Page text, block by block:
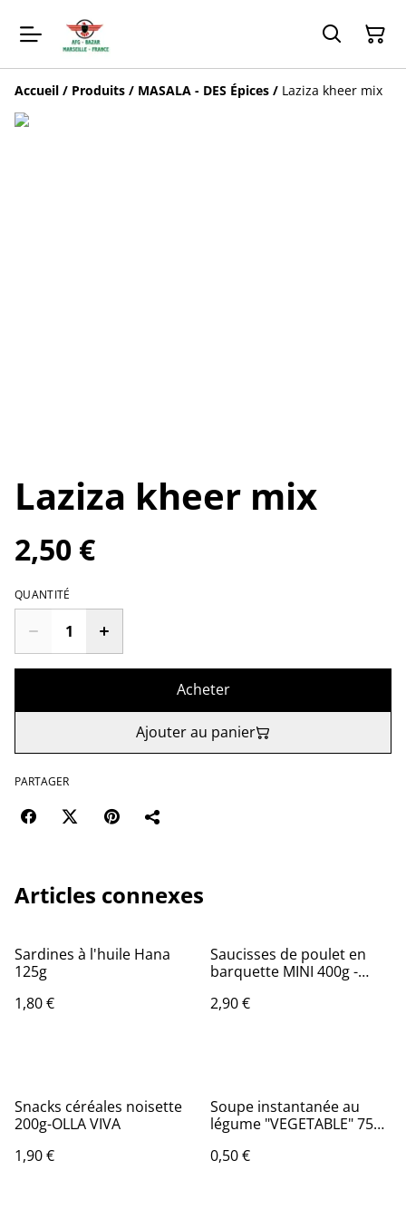
Accueil / Produits / MASALA - DES Épices / Laziza kheer mix
Laziza kheer mix
2,50 €
QUANTITÉ
Acheter
Ajouter au panier
PARTAGER
Articles connexes
Sardines à l'huile Hana
125g
1,80 €
Saucisses de poulet en
barquette MINI 400g -
2,90 €
Snacks céréales noisette
200g-OLLA VIVA
1,90 €
Soupe instantanée au
légume "VEGETABLE" 75g-
0,50 €